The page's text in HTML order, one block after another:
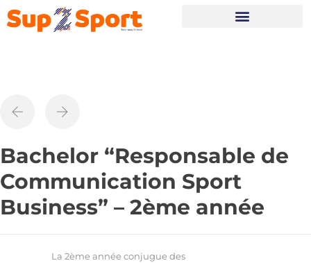
Bachelor “Responsable de
Communication Sport
Business” – 2ème année
La 2ème année conjugue des